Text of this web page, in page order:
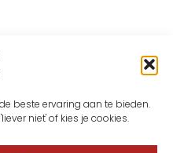
beste ervaring aan te bieden.
niet' of kies je cookies.